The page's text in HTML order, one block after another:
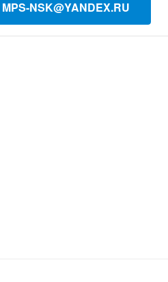
MPS-NSK@YANDEX.RU